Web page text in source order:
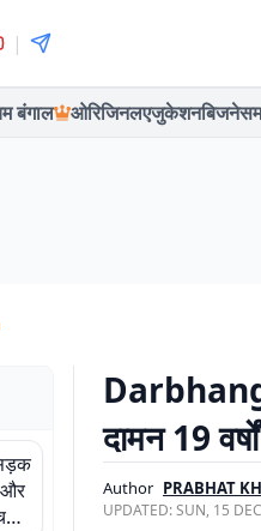
|
बंगाल ओरिजिनलएजुकेशनबिजनेस
और
दामन 19
Author PRABHAT
UPDATED:SUN, 15